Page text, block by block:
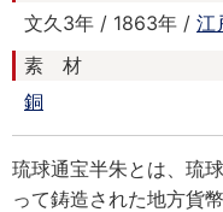
文久3年 / 1863年 / 江
素 材
銅
琉球通宝半朱とは、琉
って鋳造された地方貨